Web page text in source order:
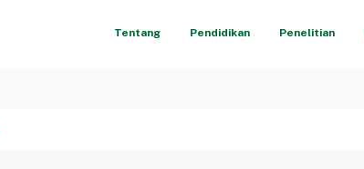
Tentang Pendidikan Penelitian